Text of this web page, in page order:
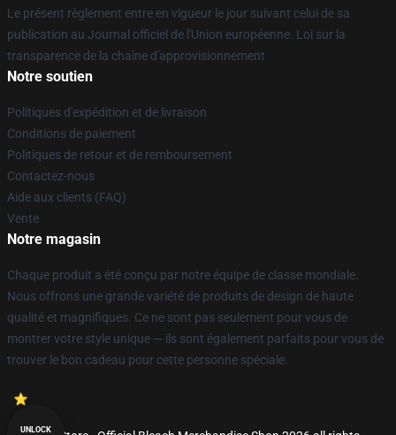
Le présent règlement entre en vigueur le jour suivant celui de sa
publication au Journal officiel de l'Union européenne. Loi sur la
transparence de la chaîne d'approvisionnement
Notre soutien
Politiques d'expédition et de livraison
Conditions de paiement
Politiques de retour et de remboursement
Contactez-nous
Aide aux clients (FAQ)
Vente
Notre magasin
Chaque produit a été conçu par notre équipe de classe mondiale.
Nous offrons une grande variété de produits de design de haute
qualité et magnifiques. Ce ne sont pas seulement pour vous de
montrer votre style unique — ils sont également parfaits pour vous de
trouver le bon cadeau pour cette personne spéciale.
UNLOCK